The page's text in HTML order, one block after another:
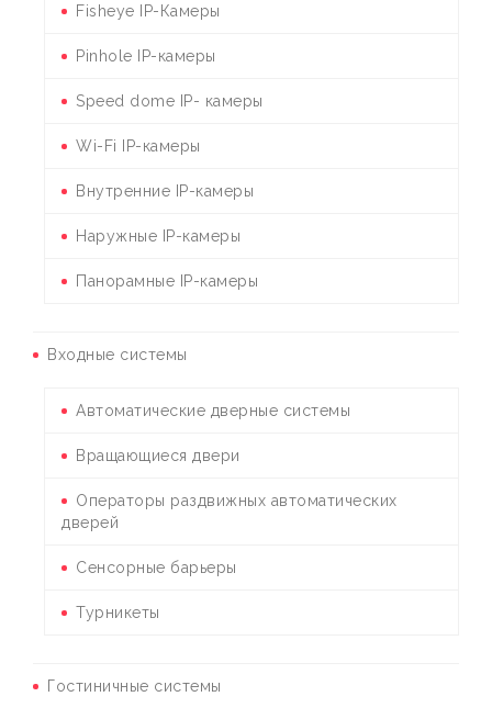
Fisheye IP-Камеры
Pinhole IP-камеры
Speed dome IP- камеры
Wi-Fi IP-камеры
Внутренние IP-камеры
Наружные IP-камеры
Панорамные IP-камеры
Входные системы
Автоматические дверные системы
Вращающиеся двери
Операторы раздвижных автоматических
дверей
Сенсорные барьеры
Турникеты
Гостиничные системы